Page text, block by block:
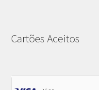
Cartões Aceitos